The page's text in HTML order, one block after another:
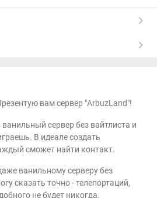
вам сервер "ArbuzLand"!
ванильный сервер без вайтлиста и
В идеале создать
сможет найти контакт.
ванильному серверу без
сказать точно - телепортаций,
не будет никогда.